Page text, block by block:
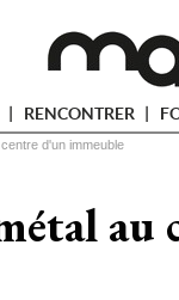
RENCONTRER
d'un immeuble